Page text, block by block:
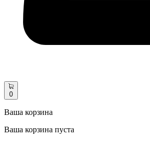
0
Ваша корзина
Ваша корзина пуста